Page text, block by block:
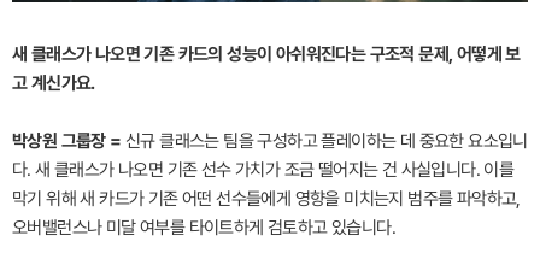
새 클래스가 나오면 기존 카드의 성능이 아쉬워진다는 구조적 문제, 어떻게 보
고 계신가요.
박상원 그룹장 = 신규 클래스는 팀을 구성하고 플레이하는 데 중요한 요소입니
다. 새 클래스가 나오면 기존 선수 가치가 조금 떨어지는 건 사실입니다. 이를
막기 위해 새 카드가 기존 어떤 선수들에게 영향을 미치는지 범주를 파악하고,
오버밸런스나 미달 여부를 타이트하게 검토하고 있습니다.